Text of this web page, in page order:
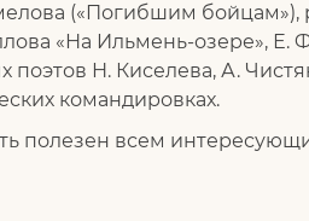
(«Погибшим
«На Ильмень-озере»,
поэтов Н. Киселева, А.
командировках.
полезен всем